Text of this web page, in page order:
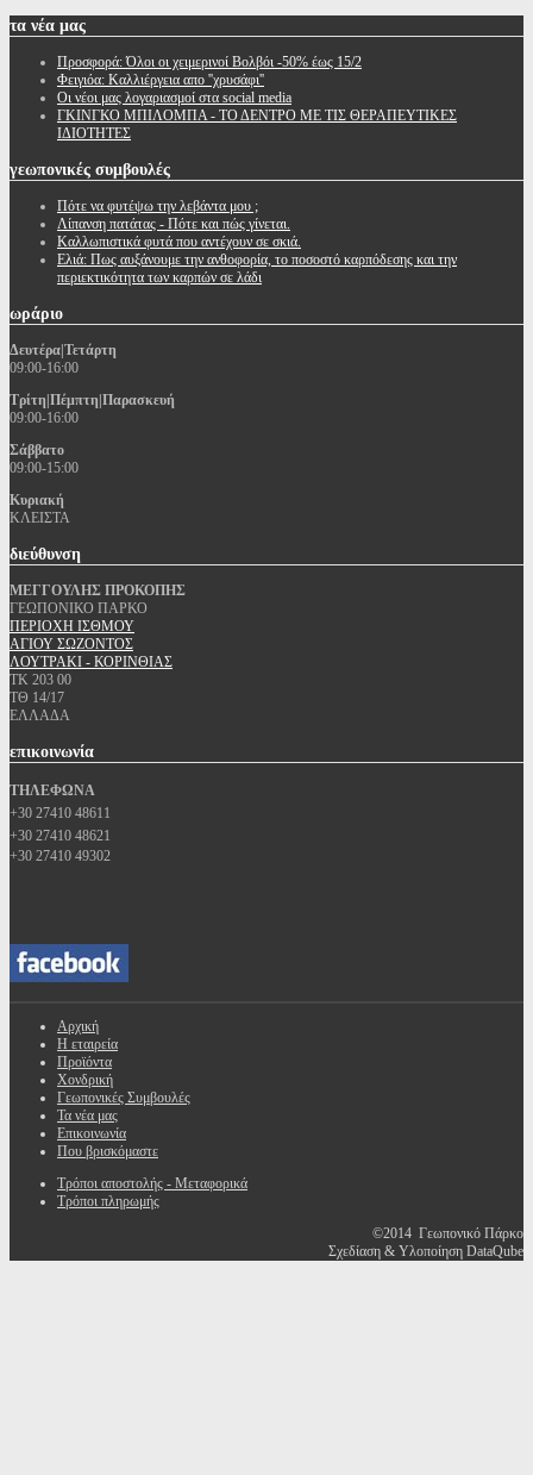
τα νέα μας
Προσφορά: Όλοι οι χειμερινοί Βολβόι -50% έως 15/2
Φειγιόα: Καλλιέργεια απο ''χρυσάφι''
Oι νέοι μας λογαριασμοί στα social media
ΓΚΙΝΓΚΟ ΜΠΙΛΟΜΠΑ - ΤΟ ΔΕΝΤΡΟ ΜΕ ΤΙΣ ΘΕΡΑΠΕΥΤΙΚΕΣ
ΙΔΙΟΤΗΤΕΣ
γεωπονικές συμβουλές
Πότε να φυτέψω την λεβάντα μου ;
Λίπανση πατάτας - Πότε και πώς γίνεται.
Καλλωπιστικά φυτά που αντέχουν σε σκιά.
Ελιά: Πως αυξάνουμε την ανθοφορία, το ποσοστό καρπόδεσης και την
περιεκτικότητα των καρπών σε λάδι
ωράριο
Δευτέρα|Τετάρτη
09:00-16:00
Τρίτη|Πέμπτη|Παρασκευή
09:00-16:00
Σάββατο
09:00-15:00
Κυριακή
ΚΛΕΙΣΤΑ
διεύθυνση
ΜΕΓΓΟΥΛΗΣ ΠΡΟΚΟΠΗΣ
ΓΕΩΠΟΝΙΚΟ ΠΑΡΚΟ
ΠΕΡΙΟΧΗ ΙΣΘΜΟΥ
ΑΓΙΟΥ ΣΩΖΟΝΤΟΣ
ΛΟΥΤΡΑΚΙ - ΚΟΡΙΝΘΙΑΣ
ΤΚ 203 00
ΤΘ 14/17
ΕΛΛΑΔΑ
επικοινωνία
ΤΗΛΕΦΩΝΑ
+30 27410 48611
+30 27410 48621
+30 27410 49302
Αρχική
Η εταιρεία
Προϊόντα
Χονδρική
Γεωπονικές Συμβουλές
Τα νέα μας
Επικοινωνία
Που βρισκόμαστε
Τρόποι αποστολής - Μεταφορικά
Τρόποι πληρωμής
©2014 Γεωπονικό Πάρκο
Σχεδίαση & Υλοποίηση DataQube